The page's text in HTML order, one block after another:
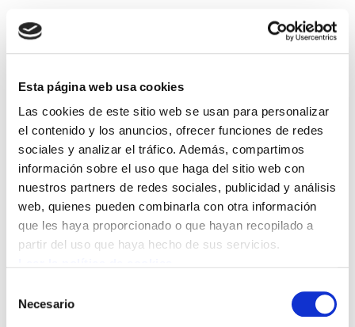
Esta página web usa cookies
Las cookies de este sitio web se usan para personalizar
el contenido y los anuncios, ofrecer funciones de redes
sociales y analizar el tráfico. Además, compartimos
información sobre el uso que haga del sitio web con
nuestros partners de redes sociales, publicidad y análisis
web, quienes pueden combinarla con otra información
que les haya proporcionado o que hayan recopilado a
partir del uso que haya hecho de sus servicios.
Necesario
08/02/2010
GIZALAN
Con fecha 18 de enero de 2010,
Osakidetza ha colgado en su página web
un aviso comunicando la publicación, en
el BOPV de 18 de enero, de la Resolución
5851/2009, por la que se hacen públicas
las calificaciones definitivas de las
pruebas de acreditación de perfiles
lingüísticos.
califdefinitivas